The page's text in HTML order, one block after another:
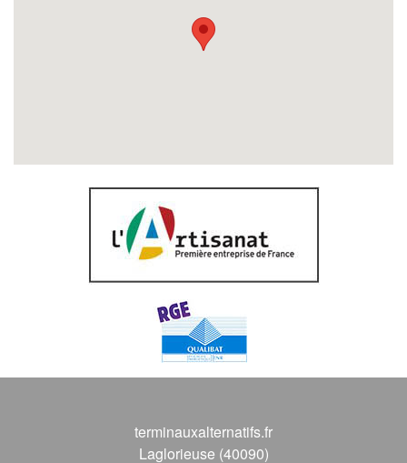
terminauxalternatifs.fr
Laglorieuse (40090)